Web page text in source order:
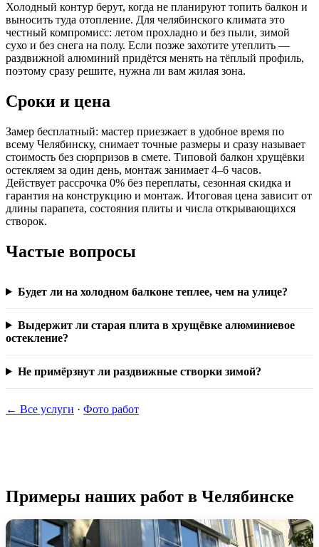
Холодный контур берут, когда не планируют топить балкон и
выносить туда отопление. Для челябинского климата это
честный компромисс: летом прохладно и без пыли, зимой
сухо и без снега на полу. Если позже захотите утеплить —
раздвижной алюминий придётся менять на тёплый профиль,
поэтому сразу решите, нужна ли вам жилая зона.
Сроки и цена
Замер бесплатный: мастер приезжает в удобное время по
всему Челябинску, снимает точные размеры и сразу называет
стоимость без сюрпризов в смете. Типовой балкон хрущёвки
остекляем за один день, монтаж занимает 4–6 часов.
Действует рассрочка 0% без переплаты, сезонная скидка и
гарантия на конструкцию и монтаж. Итоговая цена зависит от
длины парапета, состояния плиты и числа открывающихся
створок.
Частые вопросы
Будет ли на холодном балконе теплее, чем на улице?
Выдержит ли старая плита в хрущёвке алюминиевое
остекление?
Не примёрзнут ли раздвижные створки зимой?
← Все услуги · Фото работ
Примеры наших работ в Челябинске